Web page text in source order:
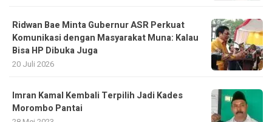
Ridwan Bae Minta Gubernur ASR Perkuat
Komunikasi dengan Masyarakat Muna: Kalau
Bisa HP Dibuka Juga
20 Juli 2026
Imran Kamal Kembali Terpilih Jadi Kades
Morombo Pantai